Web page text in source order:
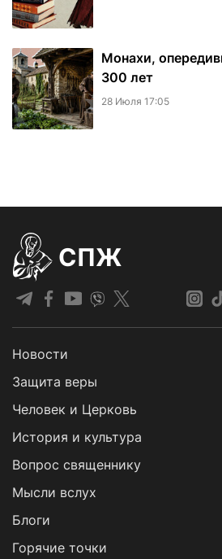
Монахи,
300 лет
28 Июля 17:05
СПЖ
Новости
Защита веры
Человек и Церковь
История и культура
Вопрос священнику
Мысли вслух
Блоги
Горячие точки